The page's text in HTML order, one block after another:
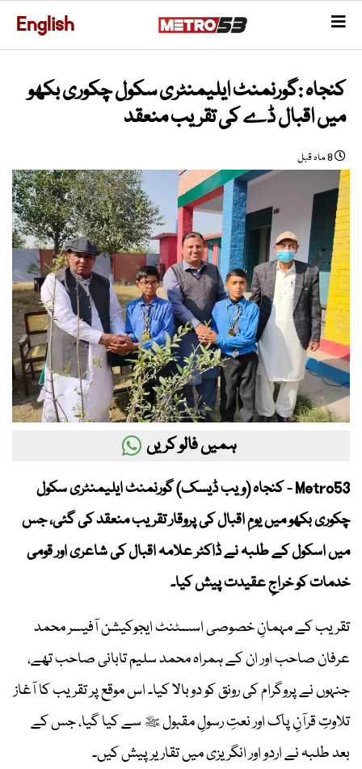
English
کنجاہ :گورنمنٹ ایلیمنٹری سکول چکوری بکھو
میں اقبال ڈے کی تقریب منعقد
8 ماہ قبل
ہمیں فالو کریں
Metro53 - کنجاہ (ویب ڈیسک) گورنمنٹ ایلیمنٹری سکول
چکوری بکھو میں یومِ اقبال کی پروقار تقریب منعقد کی گئی، جس
میں اسکول کے طلبہ نے ڈاکٹر علامہ اقبال کی شاعری اور قومی
خدمات کو خراجِ عقیدت پیش کیا۔
تقریب کے مہمانِ خصوصی اسسٹنٹ ایجوکیشن آفیسر محمد
عرفان صاحب اور ان کے ہمراہ محمد سلیم تابانی صاحب تھے،
جنہوں نے پروگرام کی رونق کو دوبالا کیا۔ اس موقع پر تقریب کا آغاز
تلاوتِ قرآنِ پاک اور نعتِ رسولِ مقبول ﷺ سے کیا گیا، جس کے
بعد طلبہ نے اردو اور انگریزی میں تقاریر پیش کیں۔